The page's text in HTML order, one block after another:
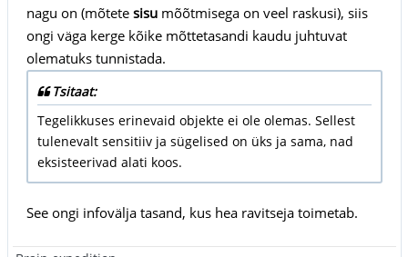
nagu on (mõtete sisu mõõtmisega on veel raskusi), siis
ongi väga kerge kõike mõttetasandi kaudu juhtuvat
olematuks tunnistada.
Tsitaat:
Tegelikkuses erinevaid objekte ei ole olemas. Sellest
tulenevalt sensitiiv ja sügelised on üks ja sama, nad
eksisteerivad alati koos.
See ongi infovälja tasand, kus hea ravitseja toimetab.